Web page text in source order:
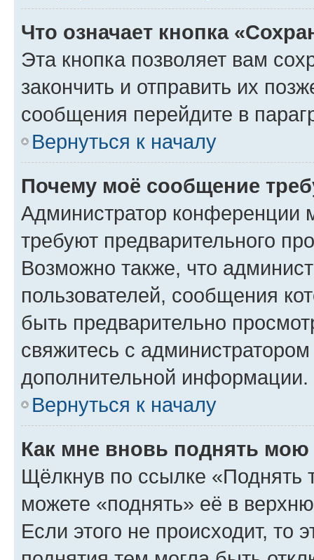
Что означает кнопка
Эта кнопка позволяет вам
закончить и отправить их
сообщения перейдите в
Вернуться к началу
Почему моё сообщение
Администратор конференции
требуют предварительного
Возможно также, что
пользователей, сообщения
быть предварительно
свяжитесь с
дополнительной информации.
Вернуться к началу
Как мне вновь поднять мою
Щёлкнув по ссылке «Поднять
можете «поднять» её в
Если этого не происходит, то